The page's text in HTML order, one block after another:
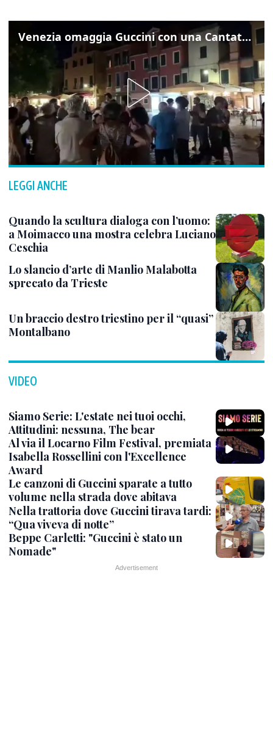
Venezia omaggia Guccini con una Cantata Anarchica in campo Santa Margherita
LEGGI ANCHE
Quando la scultura dialoga con l’uomo:
a Moimacco una mostra celebra Luciano
Ceschia
Lo slancio d’arte di Manlio Malabotta
sprecato da Trieste
Un braccio destro triestino per il “quasi”
Montalbano
VIDEO
Siamo Serie: L'estate nei tuoi occhi,
Attitudini: nessuna, The bear
Al via il Locarno Film Festival, premiata
Isabella Rossellini con l'Excellence
Award
Le canzoni di Guccini sparate a tutto
volume nella strada dove abitava
Nella trattoria dove Guccini tirava tardi:
“Qua viveva di notte”
Beppe Carletti: "Guccini è stato un
Nomade"